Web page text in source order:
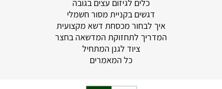
כלים לגיזום עצים בגובה
דגשים בקניית מסור חשמלי
איך לבחור מכסחת דשא מקצועית
המדריך לתחזוקת המדשאה בחצר
ציוד לגנן המתחיל
כל המאמרים